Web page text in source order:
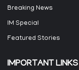
Breaking News
IM Special
Featured Stories
IMPORTANT LINKS